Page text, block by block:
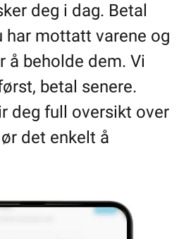
deg i dag. Betal
mottatt varene og
å beholde dem. Vi
betal senere.
deg full oversikt over
det enkelt å